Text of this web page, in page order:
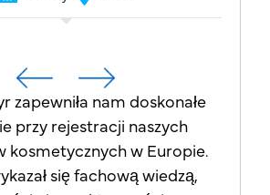
i wartościowego
w zakresie projektów
z przepisami dotyczącymi
opakowań.
zapewniła nam doskonałe
przy rejestracji naszych
kosmetycznych w Europie.
się fachową wiedzą,